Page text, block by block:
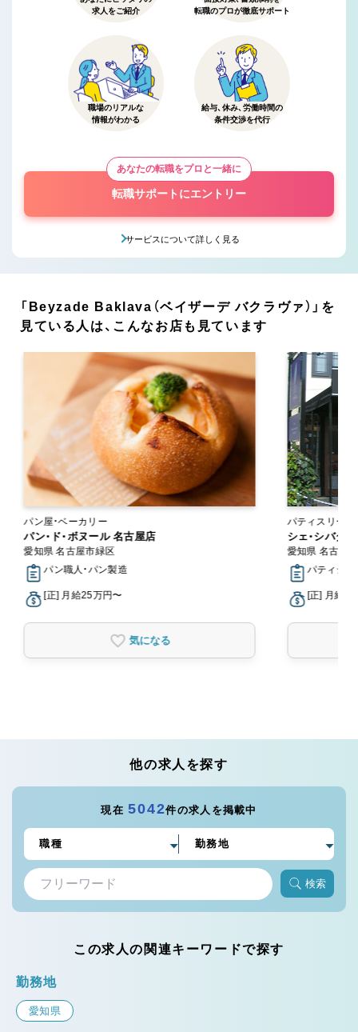
求人をご紹介
転職のプロが徹底サポート
職場のリアルな
情報がわかる
給与、休み、労働時間の
条件交渉を代行
あなたの転職をプロと一緒に
転職サポートにエントリー
サービスについて詳しく見る
「Beyzade Baklava（ベイザーデ バクラヴァ）」を
見ている人は、こんなお店も見ています
パン屋・ベーカリー
パン・ド・ボヌール 名古屋店
愛知県 名古屋市緑区
パン職人・パン製造
[正] 月給25万円〜
気になる
パティスリー・
シェ・シバタ
愛知県 名古屋
パティシエ
[正] 月給
他の求人を探す
現在5042件の求人を掲載中
検索
この求人の関連キーワードで探す
勤務地
愛知県